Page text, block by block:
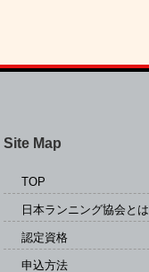
Site Map
TOP
日本ランニング協会とは
認定資格
申込方法